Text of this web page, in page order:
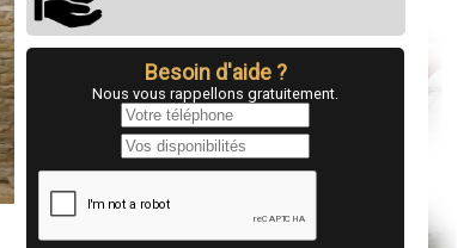
Besoin d'aide ?
Nous vous rappellons gratuitement.